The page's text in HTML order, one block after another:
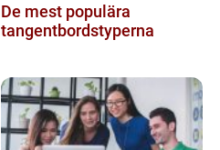
De mest populära
tangentbordstyperna